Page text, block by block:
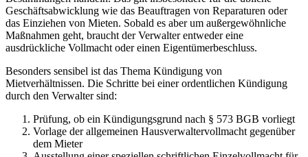
Geschäftsabwicklung wie das Beauftragen von Reparaturen oder
das Einziehen von Mieten. Sobald es aber um außergewöhnliche
Maßnahmen geht, braucht der Verwalter entweder eine
ausdrückliche Vollmacht oder einen Eigentümerbeschluss.
Besonders sensibel ist das Thema Kündigung von
Mietverhältnissen. Die Schritte bei einer ordentlichen Kündigung
durch den Verwalter sind:
Prüfung, ob ein Kündigungsgrund nach § 573 BGB vorliegt
Vorlage der allgemeinen Hausverwaltervollmacht gegenüber
dem Mieter